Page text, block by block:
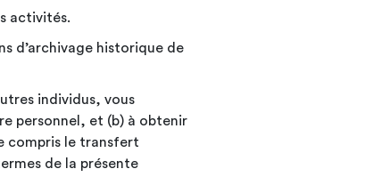
activités.
d’archivage historique de
individus, vous
personnel, et (b) à obtenir
compris le transfert
de la présente